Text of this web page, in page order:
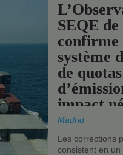
SEQE de
confirme
système
de quotas
impact
les ports
Madrid
Les corrections
consistent en